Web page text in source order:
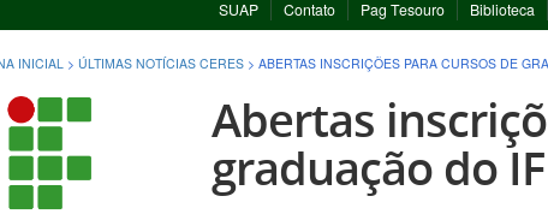
SUAP Contato Pag Tesouro Biblioteca
INICIAL > ÚLTIMAS NOTÍCIAS CERES > ABERTAS INSCRIÇÕES PARA CURSOS DE
Abertas
graduação do